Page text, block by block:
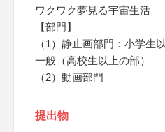
ワクワク夢見る宇宙生活
【部門】
（1）静止画部門：小学生
一般（高校生以上の部）
（2）動画部門
提出物